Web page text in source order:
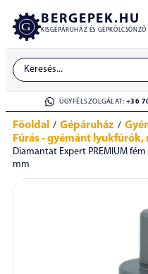
BERGEPEK.HU
KISGÉPÁRUHÁZ ÉS GÉPKÖLCSÖNZŐ
ÜGYFÉLSZOLGÁLAT: +36
Főoldal / Gépáruház /
Fúrás - gyémánt
Diamantat Expert PREMIUM
mm